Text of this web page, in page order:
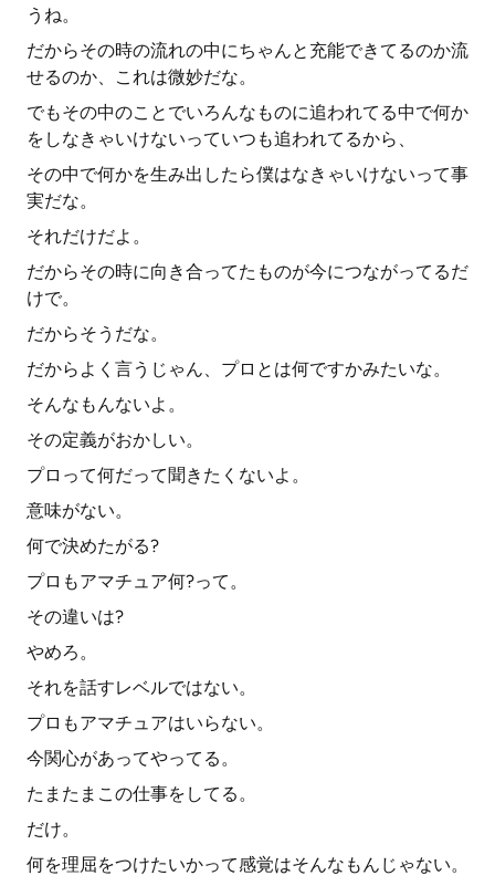
うね。
だからその時の流れの中にちゃんと充能できてるのか流
せるのか、これは微妙だな。
でもその中のことでいろんなものに追われてる中で何か
をしなきゃいけないっていつも追われてるから、
その中で何かを生み出したら僕はなきゃいけないって事
実だな。
それだけだよ。
だからその時に向き合ってたものが今につながってるだ
けで。
だからそうだな。
だからよく言うじゃん、プロとは何ですかみたいな。
そんなもんないよ。
その定義がおかしい。
プロって何だって聞きたくないよ。
意味がない。
何で決めたがる?
プロもアマチュア何?って。
その違いは?
やめろ。
それを話すレベルではない。
プロもアマチュアはいらない。
今関心があってやってる。
たまたまこの仕事をしてる。
だけ。
何を理屈をつけたいかって感覚はそんなもんじゃない。